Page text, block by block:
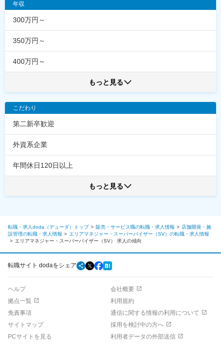
年収
300万円～
350万円～
400万円～
もっと見る
こだわり
第二新卒歓迎
外資系企業
年間休日120日以上
もっと見る
転職・求人doda（デューダ）トップ 販売・サービス職の転職・求人情報
店舗開発・施
設管理の転職・求人情報
エリアマネジャー・スーパーバイザー（SV）の転職・求人情報
エリアマネジャー・スーパーバイザー（SV）
求人の傾向
転職サイト dodaをシェア
ヘルプ
会社概要
拠点一覧
利用規約
免責事項
通信に関する情報の利用について
サイトマップ
採用を検討中の方へ
PCサイトを見る
利用者データの外部送信